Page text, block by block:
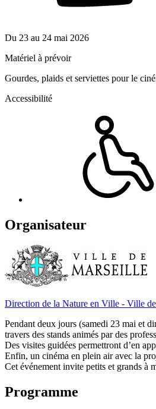
Du 23 au 24 mai 2026
Matériel à prévoir
Gourdes, plaids et serviettes pour le
Accessibilité
Organisateur
Direction de la Nature en Ville - Ville
Pendant deux jours (samedi 23 mai et
travers des stands animés par des
Des visites guidées permettront d’en
Enfin, un cinéma en plein air avec la
Cet événement invite petits et grands à
Programme